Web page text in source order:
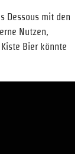
Dessous mit den
Nutzen,
Bier könnte